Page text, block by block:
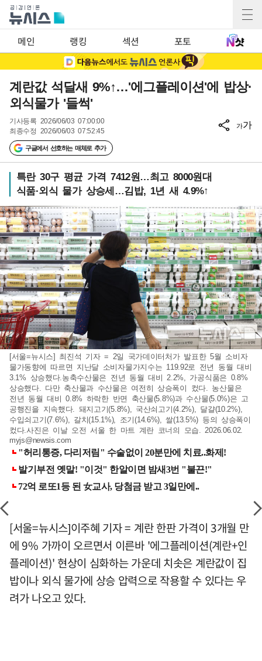
메인 랭킹 섹션 포토
계란값 석달새 9%↑…'에그플레이션'에 밥상·
외식물가 '들썩'
기사등록 2026/06/03 07:00:00
최종수정 2026/06/03 07:52:45
구글에서 선호하는 매체로 추가
가가
특란 30구 평균 가격 7412원…최고 8000원대
식품·외식 물가 상승세…김밥, 1년 새 4.9%↑
[서울=뉴시스] 최진석 기자 = 2일 국가데이터처가 발표한 5월 소비자
물가동향에 따르면 지난달 소비자물가지수는 119.92로 전년 동월 대비
3.1% 상승했다.농축수산물은 전년 동월 대비 2.2%, 가공식품은 0.8%
상승했다. 다만 축산물과 수산물은 여전히 상승폭이 컸다. 농산물은
전년 동월 대비 0.8% 하락한 반면 축산물(5.8%)과 수산물(5.0%)은 고
공행진을 지속했다. 돼지고기(5.8%), 국산쇠고기(4.2%), 달걀(10.2%),
수입쇠고기(7.6%), 갈치(15.1%), 조기(14.6%), 쌀(13.5%) 등의 상승폭이
컸다.사진은 이날 오전 서울 한 마트 계란 코너의 모습. 2026.06.02.
myjs@newsis.com
[서울=뉴시스]이주혜 기자 = 계란 한판 가격이 3개월 만
에 9% 가까이 오르면서 이른바 '에그플레이션(계란+인
플레이션)' 현상이 심화하는 가운데 치솟은 계란값이 집
밥이나 외식 물가에 상승 압력으로 작용할 수 있다는 우
려가 나오고 있다.